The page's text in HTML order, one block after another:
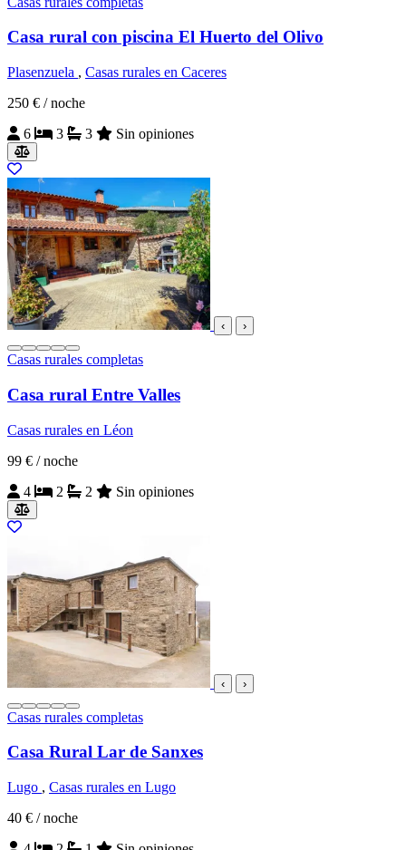
Casa rural con piscina El Huerto del Olivo
Plasenzuela , Casas rurales en Caceres
250 € / noche
6
3 3 Sin opiniones
‹ ›
Casas rurales completas
Casa rural Entre Valles
Casas rurales en Léon
99 € / noche
4
2 2 Sin opiniones
‹ ›
Casas rurales completas
Casa Rural Lar de Sanxes
Lugo , Casas rurales en Lugo
40 € / noche